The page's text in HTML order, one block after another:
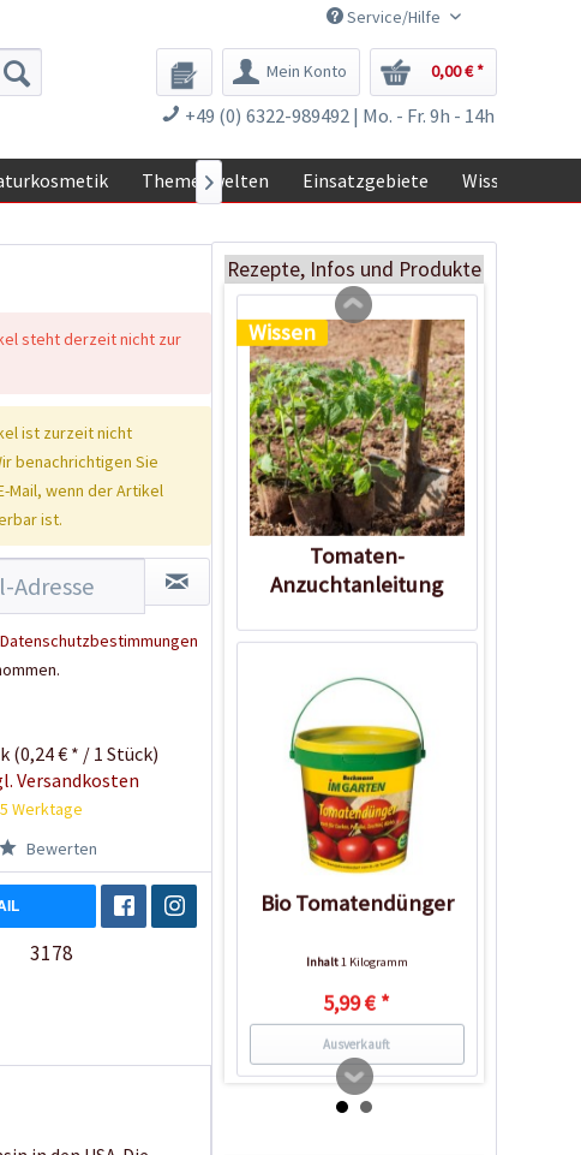
Service/Hilfe
Mein Konto 0,00 € *
+49 (0) 6322-989492 | Mo. - Fr. 9h - 14h
Themenwelten Einsatzgebiete Wissen

steht derzeit nicht zur
ist zurzeit nicht
benachrichtigen Sie
Mail, wenn der Artikel
ist.
Datenschutzbestimmungen
(0,24 € * / 1 Stück)
Versandkosten
Werktage
Bewerten
3178
Rezepte, Infos und Produkte
Tom Tomato -
39,90 € *
Wissen
Tomaten-
Anzuchtanleitung
Bio Tomatendünger
Inhalt1 Kilogramm
5,99 € *
Ausverkauft